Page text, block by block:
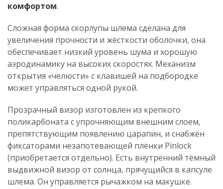
комфортом.
Сложная форма скорлупы шлема сделана для
увеличения прочности и жёсткости оболочки, она
обеспечивает низкий уровень шума и хорошую
аэродинамику на высоких скоростях. Механизм
открытия «челюсти» с клавишей на подбородке
может управляться одной рукой.
Прозрачный визор изготовлен из крепкого
поликарбоната с упрочняющим внешним слоем,
препятствующим появлению царапин, и снабжён
фиксаторами незапотевающей плёнки Pinlock
(приобретается отдельно). Есть внутренний тёмный
выдвижной визор от солнца, прячущийся в капсуле
шлема. Он управляется рычажком на макушке.